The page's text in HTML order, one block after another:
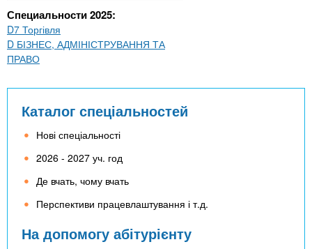
Специальности 2025:
D7 Торгівля
D БІЗНЕС, АДМІНІСТРУВАННЯ ТА
ПРАВО
Каталог спеціальностей
Нові спеціальності
2026 - 2027 уч. год
Де вчать, чому вчать
Перспективи працевлаштування і т.д.
На допомогу абітурієнту